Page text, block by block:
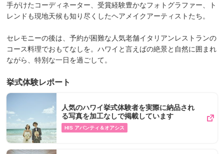
手がけたコーディネーター、受賞経験豊かなフォトグラファー、ト
レンドも現地天候も知り尽くしたヘアメイクアーティストたち。
セレモニーの後は、予約が困難な人気老舗イタリアンレストランの
コース料理でおもてなしを。ハワイと言えばの絶景と自然に囲まれ
ながら、特別な一日を過ごして。
挙式体験レポート
人気のハワイ挙式体験者を実際に納品され
る写真を加工なしで掲載しています
HIS アバンティ＆オアシス